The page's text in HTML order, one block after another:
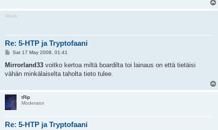
Ahab
Re: 5-HTP ja Tryptofaani
P
s
Sat 17 May 2008, 01:41
Mirrorland33 voitko kertoa miltä boardilta toi lainaus on että tietäisi
vähän minkälaiselta taholta tieto tulee.
tRip
Moderator
Re: 5-HTP ja Tryptofaani